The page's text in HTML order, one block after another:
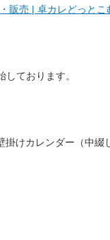
販売 | 卓カレどっとこ
ております。
けカレンダー（中綴